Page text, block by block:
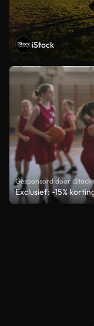
iStock
Gesponsord door iStock
Exclusief: -15%